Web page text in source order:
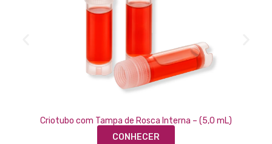
Criotubo com Tampa de Rosca Interna – (5,0 mL)
CONHECER